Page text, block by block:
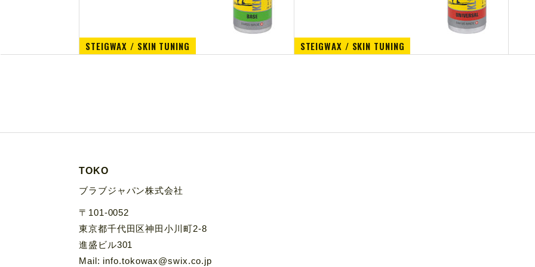
STEIGWAX / SKIN TUNING STEIGWAX / SKIN TUNING
TOKO
ブラブジャパン株式会社
〒101-0052
東京都千代田区神田小川町2-8
進盛ビル301
Mail: info.tokowax@swix.co.jp